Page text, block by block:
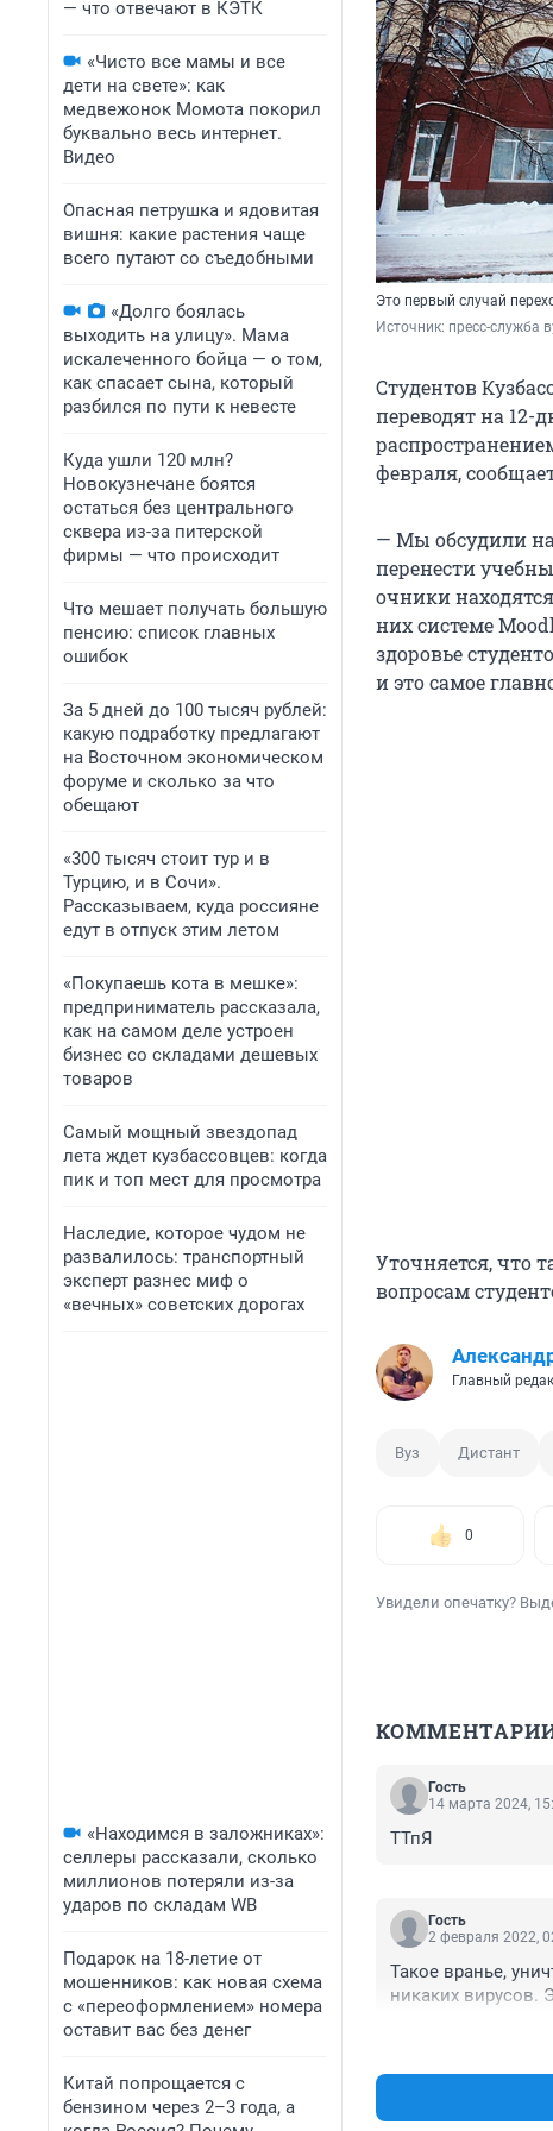
— что отвечают в КЭТК
«Чисто все мамы и все
дети на свете»: как
медвежонок Момота покорил
буквально весь интернет.
Видео
Опасная петрушка и ядовитая
вишня: какие растения чаще
всего путают со съедобными
«Долго боялась
выходить на улицу». Мама
искалеченного бойца — о том,
как спасает сына, который
разбился по пути к невесте
Куда ушли 120 млн?
Новокузнечане боятся
остаться без центрального
сквера из-за питерской
фирмы — что происходит
Что мешает получать большую
пенсию: список главных
ошибок
За 5 дней до 100 тысяч рублей:
какую подработку предлагают
на Восточном экономическом
форуме и сколько за что
обещают
«300 тысяч стоит тур и в
Турцию, и в Сочи».
Рассказываем, куда россияне
едут в отпуск этим летом
«Покупаешь кота в мешке»:
предприниматель рассказала,
как на самом деле устроен
бизнес со складами дешевых
товаров
Самый мощный звездопад
лета ждет кузбассовцев: когда
пик и топ мест для просмотра
Наследие, которое чудом не
развалилось: транспортный
эксперт разнес миф о
«вечных» советских дорогах
«Находимся в заложниках»:
селлеры рассказали, сколько
миллионов потеряли из-за
ударов по складам WB
Подарок на 18-летие от
мошенников: как новая схема
с «переоформлением» номера
оставит вас без денег
Китай попрощается с
бензином через 2–3 года, а
Это первый случай
Источник: пресс-служба
Студентов
переводят на 12-
февраля,
— Мы обсудили
перенести
очники
них системе
здоровье
и это самое
Уточняется, что
вопросам
Главный
Вуз Дистант
0
Увидели опечатку?
Гость
14 марта 2024,
ТТпЯ
Гость
2 февраля 2022,
Такое вранье,
никаких вирусов.